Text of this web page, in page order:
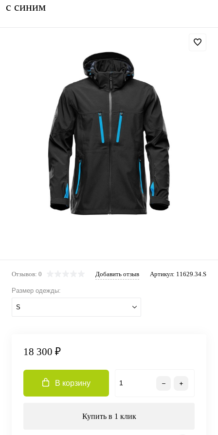
с синим
Отзывов: 0 Добавить отзыв Артикул: 11629.34.S
Размер одежды:
S
18 300 ₽
В корзину
Купить в 1 клик